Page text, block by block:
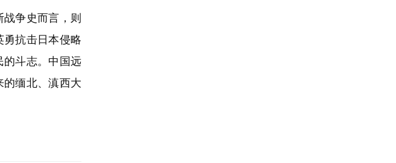
争史而言，则
勇抗击日本侵略
的斗志。中国远
缅北、滇西大